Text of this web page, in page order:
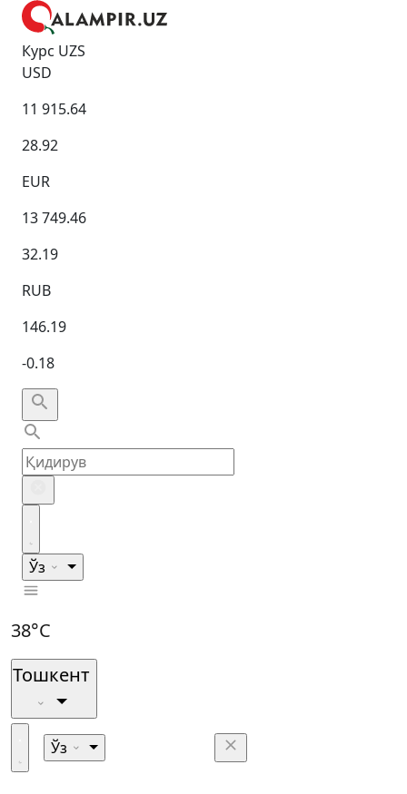
Курс UZS
USD
11 915.64
28.92
EUR
13 749.46
32.19
RUB
146.19
-0.18
Ўз
38°C
Тошкент
Ўз